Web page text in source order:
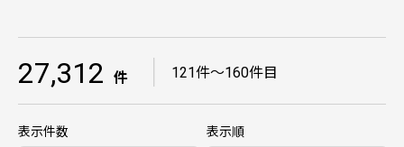
27,312 件 121件～160件目
表示件数 表示順